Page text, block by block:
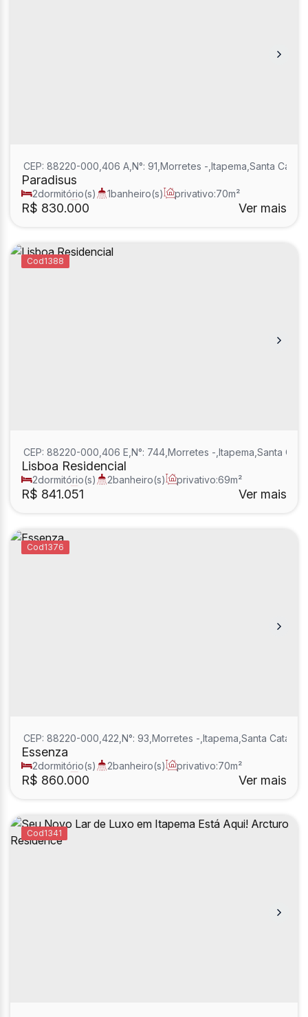
Paradisus
R$ 830.000
CEP: 88220-000 406 A N°: 91 Morretes Itapema Santa
2dormitório(s) 1banheiro(s) privativo:70m²
1sala(s) 1suíte(s) Ver mais
1388
Lisboa Residencial
R$ 841.051
CEP: 88220-000 406 E N°: 744 Morretes Itapema Santa
2dormitório(s) 2banheiro(s) privativo:69m²
2 sala(s) 2 Ver mais
1376
Essenza
R$ 860.000
CEP: 88220-000 422 N°: 93 Morretes Itapema Santa Catarina
2dormitório(s) 2banheiro(s) privativo:70m²
2 sala(s) 2suíte(s) Ver mais
1341